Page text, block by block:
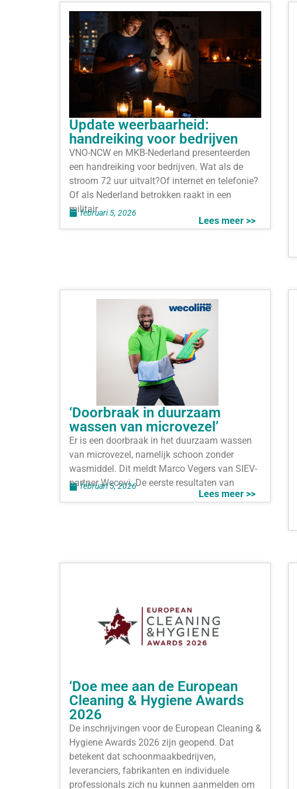
Update weerbaarheid:
handreiking voor bedrijven
VNO-NCW en MKB-Nederland presenteerden
een handreiking voor bedrijven. Wat als de
stroom 72 uur uitvalt?Of internet en telefonie?
Of als Nederland betrokken raakt in een
militair
Lees meer >>
februari 5, 2026
‘Doorbraak in duurzaam
wassen van microvezel’
Er is een doorbraak in het duurzaam wassen
van microvezel, namelijk schoon zonder
wasmiddel. Dit meldt Marco Vegers van SIEV-
partner Wecovi. De eerste resultaten van
Lees meer >>
februari 5, 2026
‘Doe mee aan de European
Cleaning & Hygiene Awards
2026
De inschrijvingen voor de European Cleaning &
Hygiene Awards 2026 zijn geopend. Dat
betekent dat schoonmaakbedrijven,
leveranciers, fabrikanten en individuele
professionals zich nu kunnen aanmelden om